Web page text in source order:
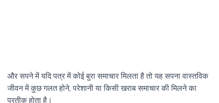
और सपने में यदि पत्र में कोई बुरा समाचार मिलता है तो यह सपना वास्तविक
जीवन में कुछ गलत होने, परेशानी या किसी खराब समाचार की मिलने का
प्रतीक होता है।